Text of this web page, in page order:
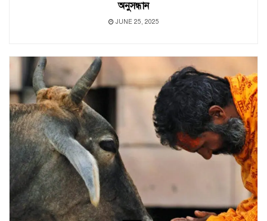
অনুসন্ধান
JUNE 25, 2025